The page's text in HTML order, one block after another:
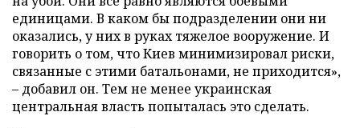
единицами. В каком бы подразделении они ни
оказались, у них в руках тяжелое вооружение. И
говорить о том, что Киев минимизировал риски,
связанные с этими батальонами, не приходится»,
– добавил он. Тем не менее украинская
центральная власть попыталась это сделать.